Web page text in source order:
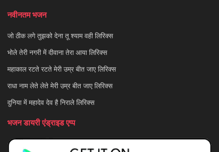
नवीनतम भजन
जो ठीक लगे तुझको देना तू श्याम वही लिरिक्स
भोले तेरी नगरी में दीवाना तेरा आया लिरिक्स
महाकाल रटते रटते मेरी उम्र बीत जाए लिरिक्स
राधा नाम लेते लेते मेरी उम्र बीत जाए लिरिक्स
दुनिया में महादेव देव है निराले लिरिक्स
भजन डायरी एंड्राइड एप्प